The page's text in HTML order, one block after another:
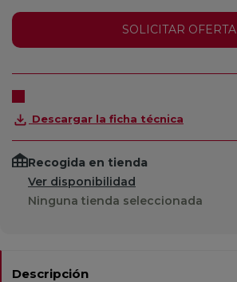
SOLICITAR OFERTA
Descargar la ficha técnica
Recogida en tienda
Ver disponibilidad
Ninguna tienda seleccionada
Descripción